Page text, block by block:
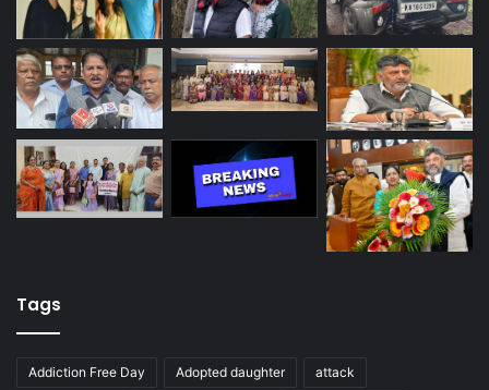
Tags
Addiction Free Day Adopted daughter attack